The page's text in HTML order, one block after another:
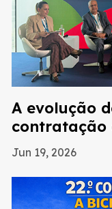
A evolução
contratação
Jun 19, 2026